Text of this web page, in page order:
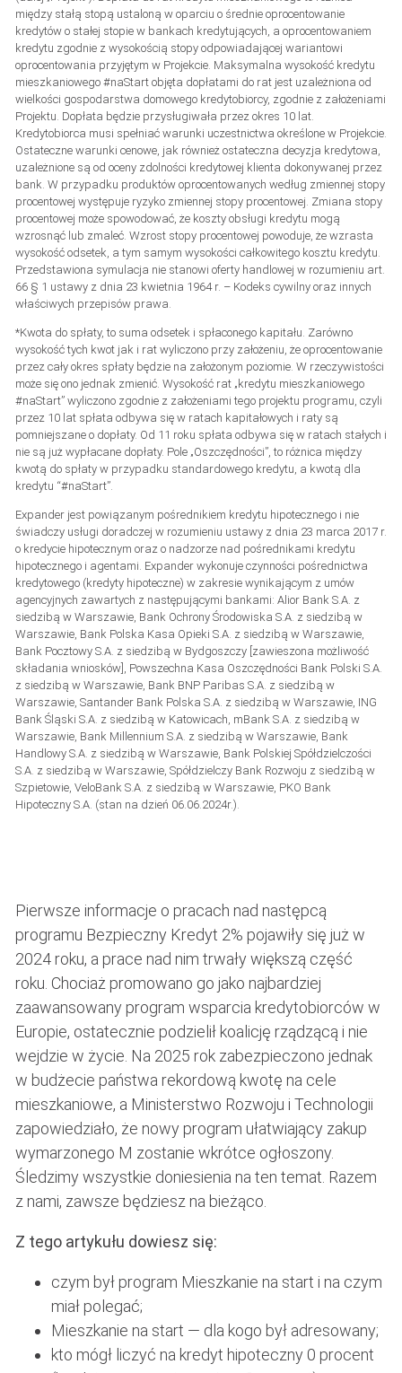
między stałą stopą ustaloną w oparciu o średnie oprocentowanie
kredytów o stałej stopie w bankach kredytujących, a oprocentowaniem
kredytu zgodnie z wysokością stopy odpowiadającej wariantowi
oprocentowania przyjętym w Projekcie. Maksymalna wysokość kredytu
mieszkaniowego #naStart objęta dopłatami do rat jest uzależniona od
wielkości gospodarstwa domowego kredytobiorcy, zgodnie z założeniami
Projektu. Dopłata będzie przysługiwała przez okres 10 lat.
Kredytobiorca musi spełniać warunki uczestnictwa określone w Projekcie.
Ostateczne warunki cenowe, jak również ostateczna decyzja kredytowa,
uzależnione są od oceny zdolności kredytowej klienta dokonywanej przez
bank. W przypadku produktów oprocentowanych według zmiennej stopy
procentowej występuje ryzyko zmiennej stopy procentowej. Zmiana stopy
procentowej może spowodować, że koszty obsługi kredytu mogą
wzrosnąć lub zmaleć. Wzrost stopy procentowej powoduje, że wzrasta
wysokość odsetek, a tym samym wysokości całkowitego kosztu kredytu.
Przedstawiona symulacja nie stanowi oferty handlowej w rozumieniu art.
66 § 1 ustawy z dnia 23 kwietnia 1964 r. – Kodeks cywilny oraz innych
właściwych przepisów prawa.
*Kwota do spłaty, to suma odsetek i spłaconego kapitału. Zarówno
wysokość tych kwot jak i rat wyliczono przy założeniu, że oprocentowanie
przez cały okres spłaty będzie na założonym poziomie. W rzeczywistości
może się ono jednak zmienić. Wysokość rat „kredytu mieszkaniowego
#naStart” wyliczono zgodnie z założeniami tego projektu programu, czyli
przez 10 lat spłata odbywa się w ratach kapitałowych i raty są
pomniejszane o dopłaty. Od 11 roku spłata odbywa się w ratach stałych i
nie są już wypłacane dopłaty. Pole „Oszczędności”, to różnica między
kwotą do spłaty w przypadku standardowego kredytu, a kwotą dla
kredytu “#naStart”.
Expander jest powiązanym pośrednikiem kredytu hipotecznego i nie
świadczy usługi doradczej w rozumieniu ustawy z dnia 23 marca 2017 r.
o kredycie hipotecznym oraz o nadzorze nad pośrednikami kredytu
hipotecznego i agentami. Expander wykonuje czynności pośrednictwa
kredytowego (kredyty hipoteczne) w zakresie wynikającym z umów
agencyjnych zawartych z następującymi bankami: Alior Bank S.A. z
siedzibą w Warszawie, Bank Ochrony Środowiska S.A. z siedzibą w
Warszawie, Bank Polska Kasa Opieki S.A. z siedzibą w Warszawie,
Bank Pocztowy S.A. z siedzibą w Bydgoszczy [zawieszona możliwość
składania wniosków], Powszechna Kasa Oszczędności Bank Polski S.A.
z siedzibą w Warszawie, Bank BNP Paribas S.A. z siedzibą w
Warszawie, Santander Bank Polska S.A. z siedzibą w Warszawie, ING
Bank Śląski S.A. z siedzibą w Katowicach, mBank S.A. z siedzibą w
Warszawie, Bank Millennium S.A. z siedzibą w Warszawie, Bank
Handlowy S.A. z siedzibą w Warszawie, Bank Polskiej Spółdzielczości
S.A. z siedzibą w Warszawie, Spółdzielczy Bank Rozwoju z siedzibą w
Szpietowie, VeloBank S.A. z siedzibą w Warszawie, PKO Bank
Hipoteczny S.A. (stan na dzień 06.06.2024r.).
Pierwsze informacje o pracach nad następcą
programu Bezpieczny Kredyt 2% pojawiły się już w
2024 roku, a prace nad nim trwały większą część
roku. Chociaż promowano go jako najbardziej
zaawansowany program wsparcia kredytobiorców w
Europie, ostatecznie podzielił koalicję rządzącą i nie
wejdzie w życie. Na 2025 rok zabezpieczono jednak
w budżecie państwa rekordową kwotę na cele
mieszkaniowe, a Ministerstwo Rozwoju i Technologii
zapowiedziało, że nowy program ułatwiający zakup
wymarzonego M zostanie wkrótce ogłoszony.
Śledzimy wszystkie doniesienia na ten temat. Razem
z nami, zawsze będziesz na bieżąco.
Z tego artykułu dowiesz się:
czym był program Mieszkanie na start i na czym
miał polegać;
Mieszkanie na start — dla kogo był adresowany;
kto mógł liczyć na kredyt hipoteczny 0 procent